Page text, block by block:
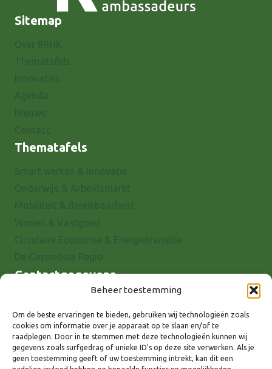
Beheer toestemming
Om de beste ervaringen te bieden, gebruiken wij technologieën zoals
cookies om informatie over je apparaat op te slaan en/of te
raadplegen. Door in te stemmen met deze technologieën kunnen wij
gegevens zoals surfgedrag of unieke ID's op deze site verwerken. Als je
geen toestemming geeft of uw toestemming intrekt, kan dit een
Sitemap
Thematafels
Contactgegevens
7001 EX Doetinchem
E-mail: info@8rhk.nl
Telefoonnummers
Privacyverklaring